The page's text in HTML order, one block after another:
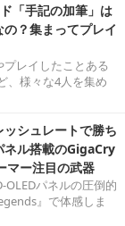
「手記の加筆」は
？集まってプレイ
プレイしたことある
、様々な4人を集め
シュレートで勝ち
ネル搭載のGigaCry
マー注目の武器
OLEDパネルの圧倒的
』で体感しま